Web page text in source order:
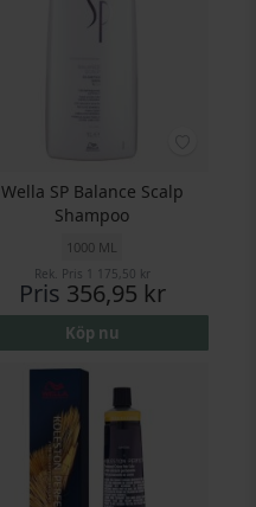
Wella SP Balance Scalp
Shampoo
1000 ML
Rek. Pris 1 175,50 kr
Pris 356,95 kr
Köp nu